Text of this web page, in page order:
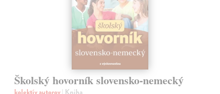
Školský hovorník slovensko-nemecký